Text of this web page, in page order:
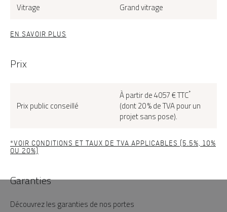
Vitrage Grand vitrage
EN SAVOIR PLUS
Prix
Prix public conseillé
À partir de 4057 € TTC*
(dont 20 % de TVA pour un
projet sans pose).
*VOIR CONDITIONS ET TAUX DE TVA APPLICABLES (5.5%, 10%
OU 20%)
Garanties
Découvrez les garanties de nos portes